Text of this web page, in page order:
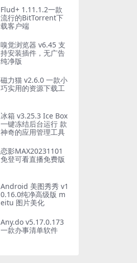
Flud+ 1.11.1.2一款
流行的BitTorrent下
载客户端
嗅觉浏览器 v6.45 支
持安装插件，无广告
纯净版
磁力猫 v2.6.0 一款小
巧实用的资源下载工
冰箱 v3.25.3 Ice Box
一键冻结后台运行 款
神奇的应用管理工具
恋影MAX20231101
免登可看直播免费版
Android 美图秀秀 v1
0.16.0纯净高级版 m
eitu 图片美化
Any.do v5.17.0.173
一款办事清单软件